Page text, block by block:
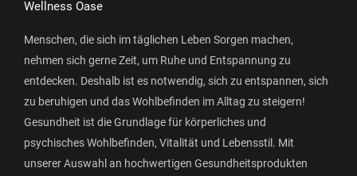
Wellness Oase
Menschen, die sich im täglichen Leben Sorgen machen,
nehmen sich gerne Zeit, um Ruhe und Entspannung zu
entdecken. Deshalb ist es notwendig, sich zu entspannen, sich
zu beruhigen und das Wohlbefinden im Alltag zu steigern!
Gesundheit ist die Grundlage für körperliches und
psychisches Wohlbefinden, Vitalität und Lebensstil. Mit
unserer Auswahl an hochwertigen Gesundheitsprodukten